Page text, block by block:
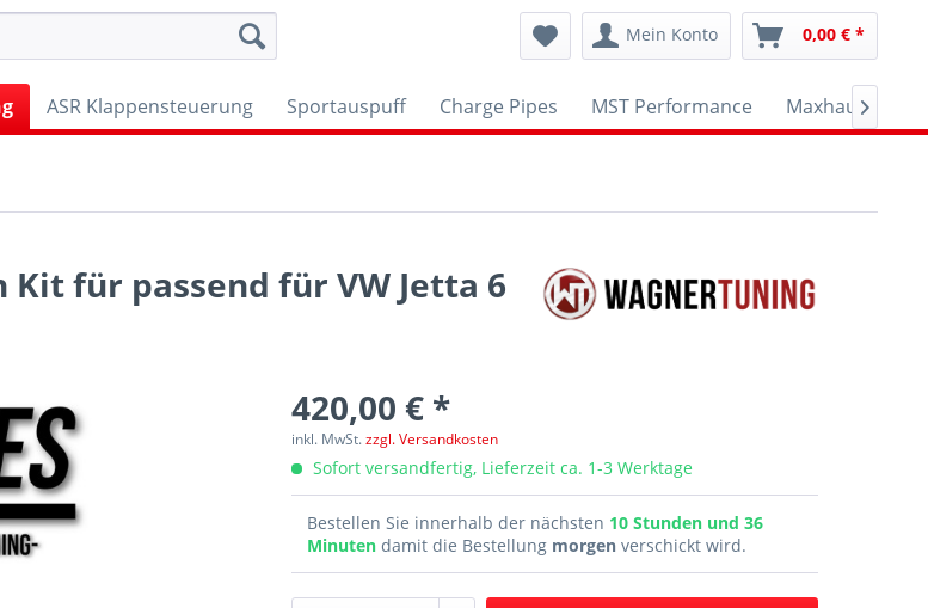
Mein Konto 0,00 € *
ASR Klappensteuerung Sportauspuff Charge Pipes MST Performance Maxhaust

Kit für passend für VW Jetta 6
420,00 € *
inkl. MwSt.zzgl. Versandkosten
Sofort versandfertig, Lieferzeit ca. 1-3 Werktage
Bestellen Sie innerhalb der nächsten 10 Stunden und 36
Minutendamit die Bestellung morgen verschickt wird.